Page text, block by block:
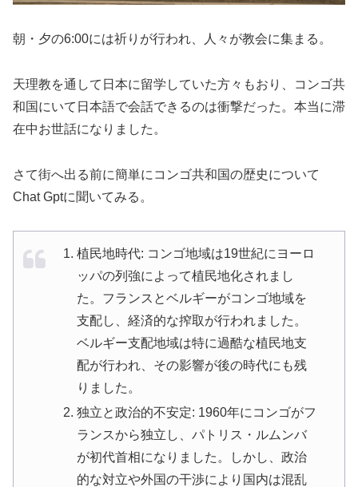
朝・夕の6:00には祈りが行われ、人々が教会に集まる。
天理教を通して日本に留学していた方々もおり、コンゴ共
和国にいて日本語で会話できるのは衝撃だった。本当に滞
在中お世話になりました。
さて街へ出る前に簡単にコンゴ共和国の歴史について
Chat Gptに聞いてみる。
植民地時代: コンゴ地域は19世紀にヨーロ
ッパの列強によって植民地化されまし
た。フランスとベルギーがコンゴ地域を
支配し、経済的な搾取が行われました。
ベルギー支配地域は特に過酷な植民地支
配が行われ、その影響が後の時代にも残
りました。
独立と政治的不安定: 1960年にコンゴがフ
ランスから独立し、パトリス・ルムンバ
が初代首相になりました。しかし、政治
的な対立や外国の干渉により国内は混乱